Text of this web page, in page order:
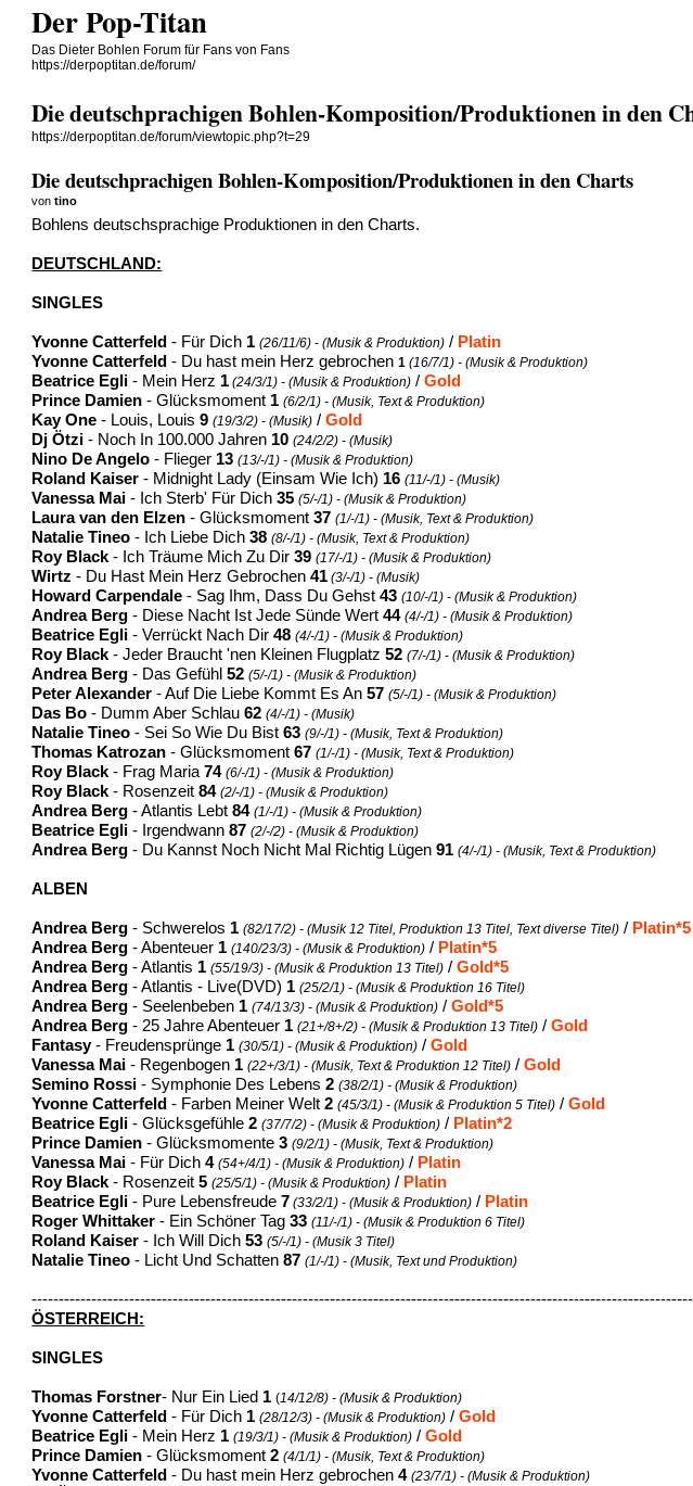
Der Pop-Titan
Das Dieter Bohlen Forum für Fans von Fans
https://derpoptitan.de/forum/
Die deutschprachigen Bohlen-Komposition/Produktionen in den
https://derpoptitan.de/forum/viewtopic.php?t=29
Die deutschprachigen Bohlen-Komposition/Produktionen in den Charts
vontino
Bohlens deutschsprachige Produktionen in den Charts.
DEUTSCHLAND:
SINGLES
Yvonne Catterfeld - Für Dich 1 (26/11/6) - (Musik & Produktion) / Platin
Yvonne Catterfeld - Du hast mein Herz gebrochen1 (16/7/1) - (Musik & Produktion)
Beatrice Egli - Mein Herz 1 (24/3/1) - (Musik & Produktion) /Gold
Prince Damien - Glücksmoment 1 (6/2/1) - (Musik, Text & Produktion)
Kay One - Louis, Louis9 (19/3/2) - (Musik) /Gold
Dj Ötzi - Noch In 100.000 Jahren 10 (24/2/2) - (Musik)
Nino De Angelo - Flieger 13 (13/-/1) - (Musik & Produktion)
Roland Kaiser - Midnight Lady (Einsam Wie Ich) 16 (11/-/1) - (Musik)
Vanessa Mai- Ich Sterb' Für Dich35 (5/-/1) - (Musik & Produktion)
Laura van den Elzen - Glücksmoment37 (1/-/1) - (Musik, Text & Produktion)
Natalie Tineo - Ich Liebe Dich38 (8/-/1) - (Musik, Text & Produktion)
Roy Black - Ich Träume Mich Zu Dir39 (17/-/1) - (Musik & Produktion)
Wirtz - Du Hast Mein Herz Gebrochen41 (3/-/1) - (Musik)
Howard Carpendale - Sag Ihm, Dass Du Gehst43 (10/-/1) - (Musik & Produktion)
Andrea Berg - Diese Nacht Ist Jede Sünde Wert44 (4/-/1) - (Musik & Produktion)
Beatrice Egli - Verrückt Nach Dir48 (4/-/1) - (Musik & Produktion)
Roy Black - Jeder Braucht 'nen Kleinen Flugplatz52 (7/-/1) - (Musik & Produktion)
Andrea Berg - Das Gefühl52 (5/-/1) - (Musik & Produktion)
Peter Alexander - Auf Die Liebe Kommt Es An57 (5/-/1) - (Musik & Produktion)
Das Bo - Dumm Aber Schlau62 (4/-/1) - (Musik)
Natalie Tineo - Sei So Wie Du Bist63 (9/-/1) - (Musik, Text & Produktion)
Thomas Katrozan - Glücksmoment67 (1/-/1) - (Musik, Text & Produktion)
Roy Black - Frag Maria74 (6/-/1) - (Musik & Produktion)
Roy Black - Rosenzeit84 (2/-/1) - (Musik & Produktion)
Andrea Berg - Atlantis Lebt84 (1/-/1) - (Musik & Produktion)
Beatrice Egli - Irgendwann87 (2/-/2) - (Musik & Produktion)
Andrea Berg - Du Kannst Noch Nicht Mal Richtig Lügen91 (4/-/1) - (Musik, Text & Produktion)
ALBEN
Andrea Berg - Schwerelos 1 (82/17/2) - (Musik 12 Titel, Produktion 13 Titel, Text diverse Titel) / Platin*5
Andrea Berg - Abenteuer 1 (140/23/3) - (Musik & Produktion) / Platin*5
Andrea Berg - Atlantis 1 (55/19/3) - (Musik & Produktion 13 Titel) /Gold*5
Andrea Berg - Atlantis - Live(DVD) 1 (25/2/1) - (Musik & Produktion 16 Titel)
Andrea Berg - Seelenbeben 1 (74/13/3) - (Musik & Produktion) /Gold*5
Andrea Berg - 25 Jahre Abenteuer 1 (21+/8+/2) - (Musik & Produktion 13 Titel) /Gold
Fantasy- Freudensprünge 1 (30/5/1) - (Musik & Produktion) /Gold
Vanessa Mai- Regenbogen 1 (22+/3/1) - (Musik, Text & Produktion 12 Titel) /Gold
Semino Rossi - Symphonie Des Lebens2 (38/2/1) - (Musik & Produktion)
Yvonne Catterfeld- Farben Meiner Welt2 (45/3/1) - (Musik & Produktion 5 Titel) /Gold
Beatrice Egli - Glücksgefühle2 (37/7/2) - (Musik & Produktion) / Platin*2
Prince Damien - Glücksmomente3 (9/2/1) - (Musik, Text & Produktion)
Vanessa Mai- Für Dich4 (54+/4/1) - (Musik & Produktion) / Platin
Roy Black - Rosenzeit5 (25/5/1) - (Musik & Produktion) / Platin
Beatrice Egli - Pure Lebensfreude7 (33/2/1) - (Musik & Produktion) / Platin
Roger Whittaker - Ein Schöner Tag33 (11/-/1) - (Musik & Produktion 6 Titel)
Roland Kaiser - Ich Will Dich53 (5/-/1) - (Musik 3 Titel)
Natalie Tineo - Licht Und Schatten87 (1/-/1) - (Musik, Text und Produktion)
ÖSTERREICH:
SINGLES
Thomas Forstner- Nur Ein Lied 1 (14/12/8) - (Musik & Produktion)
Yvonne Catterfeld - Für Dich 1 (28/12/3) - (Musik & Produktion) /Gold
Beatrice Egli - Mein Herz 1 (19/3/1) - (Musik & Produktion) /Gold
Prince Damien - Glücksmoment2 (4/1/1) - (Musik, Text & Produktion)
Yvonne Catterfeld - Du hast mein Herz gebrochen4 (23/7/1) - (Musik & Produktion)